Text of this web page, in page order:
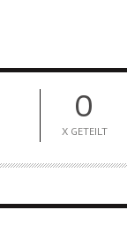
0
X GETEILT